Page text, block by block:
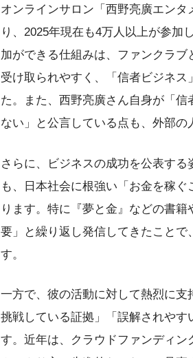
オンラインサロン「西野亮廣エン
り、2025年現在も4万人以上が参加
加ができる仕組みは、ファンクラ
受け取られやすく、「信者ビジネ
た。また、西野亮廣さん自身が「
ない」と公言している点も、外部の
さらに、ビジネスの成功を公表す
も、日本社会に根強い「お金を稼
ります。特に『夢と金』などの書
要」と繰り返し発信してきたことで
す。
一方で、彼の活動に対して熱烈に
挑戦している証拠」「誤解されやす
す。近年は、クラウドファンディ